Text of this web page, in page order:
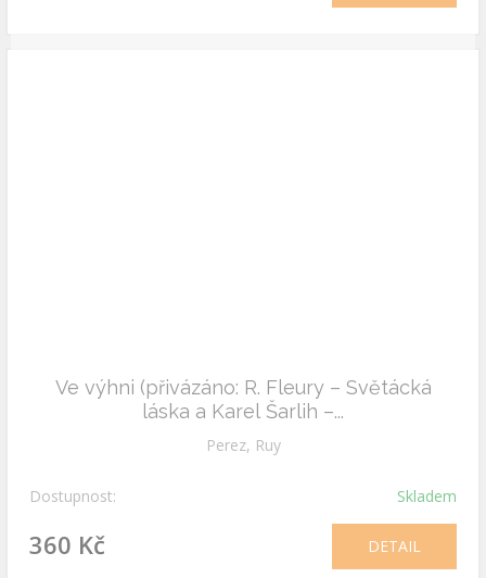
Ve výhni (přivázáno: R. Fleury – Světácká
láska a Karel Šarlih –...
Perez, Ruy
Dostupnost: Skladem
360 Kč DETAIL